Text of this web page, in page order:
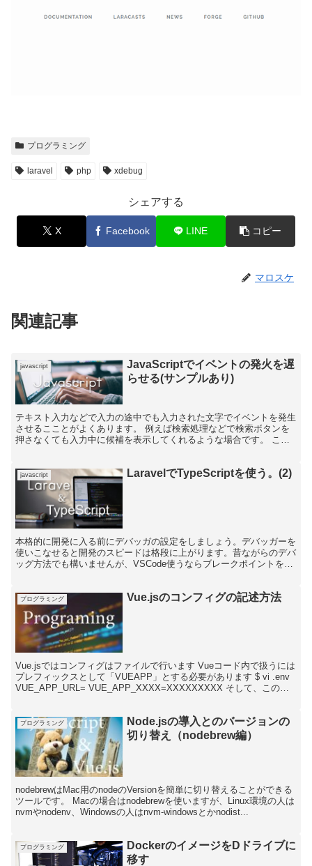
プログラミング
laravel php xdebug
シェアする
X Facebook LINE コピー
マロスケ
関連記事
javascript
JavaScriptでイベントの発火を遅
らせる(サンプルあり)
テキスト入力などで入力の途中でも入力された文字でイベントを発生
させるこことがよくあります。 例えば検索処理などで検索ボタンを
押さなくても入力中に候補を表示してくれるような場合です。 これ
javascript LaravelでTypeScriptを使う。(2)
本格的に開発に入る前にデバッガの設定をしましょう。デバッガーを
使いこなせると開発のスピードは格段に上がります。昔ながらのデバ
ッグ方法でも構いませんが、VSCode使うならブレークポイントを設
プログラミング Vue.jsのコンフィグの記述方法
Vue.jsではコンフィグはファイルで行います Vueコード内で扱うには
プレフィックスとして「VUEAPP」とする必要があります $ vi .env
VUE_APP_URL= VUE_APP_XXXX=XXXXXXXXX そして、このコ
プログラミング
Node.jsの導入とのバージョンの
切り替え（nodebrew編）
nodebrewはMac用のnodeのVersionを簡単に切り替えることができる
ツールです。 Macの場合はnodebrewを使いますが、Linux環境の人は
nvmやnodenv、Windowsの人はnvm-windowsとかnodist...
プログラミング
DockerのイメージをDドライブに
移す